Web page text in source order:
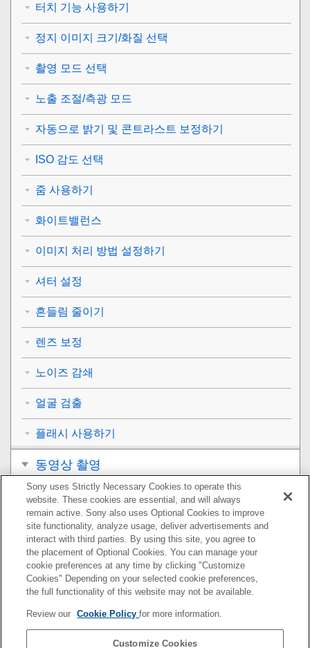
터치 기능 사용하기
정지 이미지 크기/화질 선택
촬영 모드 선택
노출 조절/측광 모드
자동으로 밝기 및 콘트라스트 보정하기
ISO 감도 선택
줌 사용하기
화이트밸런스
이미지 처리 방법 설정하기
셔터 설정
흔들림 줄이기
렌즈 보정
노이즈 감쇄
얼굴 검출
플래시 사용하기
동영상 촬영
보기
카메라의 사용자 설정
네트워크 기능 사용하기
컴퓨터 사용하기
MENU 항목 목록
Sony uses Strictly Necessary Cookies to operate this
website. These cookies are essential, and will always
remain active. Sony also uses Optional Cookies to improve
site functionality, analyze usage, deliver advertisements and
interact with third parties. By using this site, you agree to
the placement of Optional Cookies. You can manage your
cookie preferences at any time by clicking "Customize
Cookies" Depending on your selected cookie preferences,
the full functionality of this website may not be available.
Review our Cookie Policyfor more information.
Customize Cookies